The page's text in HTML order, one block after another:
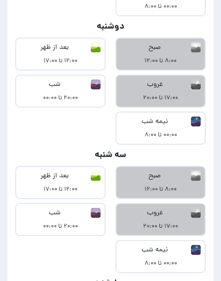
۰۰:۰۰ تا ۸:۰۰
دوشنبه
صبح
۸:۰۰ تا ۱۲:۰۰
بعد از ظهر
۱۲:۰۰ تا ۱۷:۰۰
غروب
۱۷:۰۰ تا ۲۰:۰۰
شب
۲۰:۰۰ تا ۰۰:۰۰
نیمه شب
۰۰:۰۰ تا ۸:۰۰
سه شنبه
صبح
۸:۰۰ تا ۱۲:۰۰
بعد از ظهر
۱۲:۰۰ تا ۱۷:۰۰
غروب
۱۷:۰۰ تا ۲۰:۰۰
شب
۲۰:۰۰ تا ۰۰:۰۰
نیمه شب
۰۰:۰۰ تا ۸:۰۰